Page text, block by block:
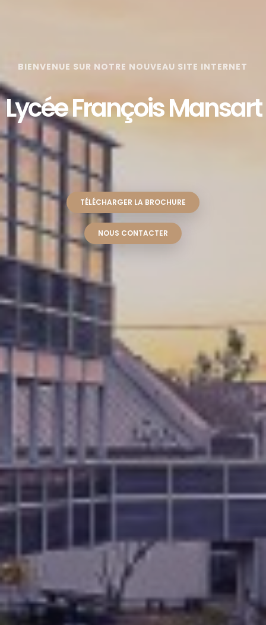
BIENVENUE SUR NOTRE NOUVEAU SITE INTERNET
Lycée François Mansart
TÉLÉCHARGER LA BROCHURE
NOUS CONTACTER